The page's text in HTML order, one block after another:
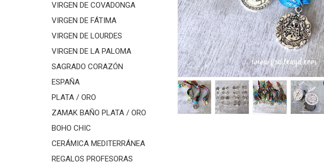
VIRGEN DE COVADONGA
VIRGEN DE FÁTIMA
VIRGEN DE LOURDES
VIRGEN DE LA PALOMA
SAGRADO CORAZÓN
ESPAÑA
PLATA / ORO
ZAMAK BAÑO PLATA / ORO
BOHO CHIC
CERÁMICA MEDITERRÁNEA
REGALOS PROFESORAS